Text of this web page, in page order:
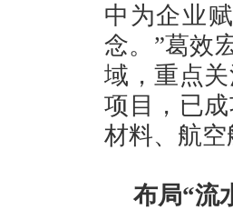
中为企业
念。”葛效
域，重点
项目，已
材料、航
布局“流